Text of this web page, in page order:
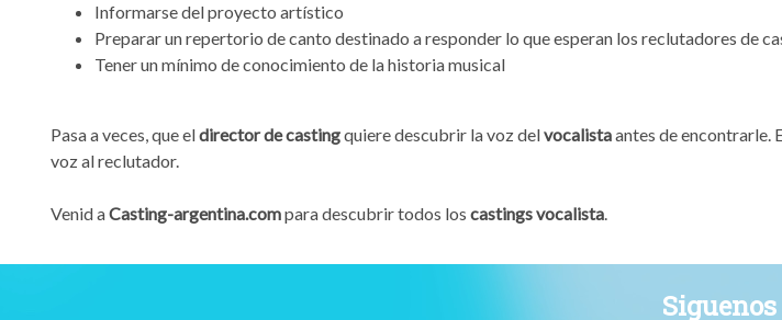
Informarse del proyecto artístico
Preparar un repertorio de canto destinado a responder lo que esperan los reclutadores de
Tener un mínimo de conocimiento de la historia musical
Pasa a veces, que eldirector de castingquiere descubrir la voz delvocalistaantes de encontrarle.
voz al reclutador.
Venid aCasting-argentina.compara descubrir todos los castings vocalista.